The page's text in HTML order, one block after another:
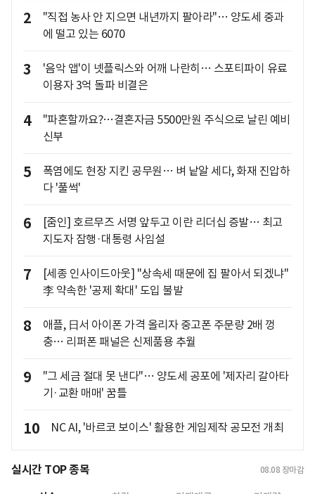
2
"직접 농사 안 지으면 내년까지 팔아라"… 양도세 중과
에 떨고 있는 6070
3
'음악 앱'이 넷플릭스와 어깨 나란히… 스포티파이 유료
이용자 3억 돌파 비결은
4
"파혼할까요?…결혼자금 5500만원 주식으로 날린 예비
신부
5
폭염에도 현장 지킨 공무원… 벼 낱알 세다, 화재 진압하
다 '풀썩'
6
[줌인] 호르무즈 서명 앞두고 이란 리더십 증발… 최고
지도자 잠행·대통령 사임설
7
[세종 인사이드아웃] "상속세 때문에 집 팔아서 되겠냐"
李 약속한 '공제 확대' 도입 불발
8
애플, 日서 아이폰 가격 올리자 중고폰 주문량 2배 껑
충… 리퍼폰 패널은 신제품용 추월
9
"그 세금 절대 못 낸다"… 양도세 공포에 '제자리 갈아타
기·교환 매매' 꿈틀
10 NC AI, '바르코 보이스' 활용한 게임제작 공모전 개최
실시간 TOP 종목 08.08 장마감